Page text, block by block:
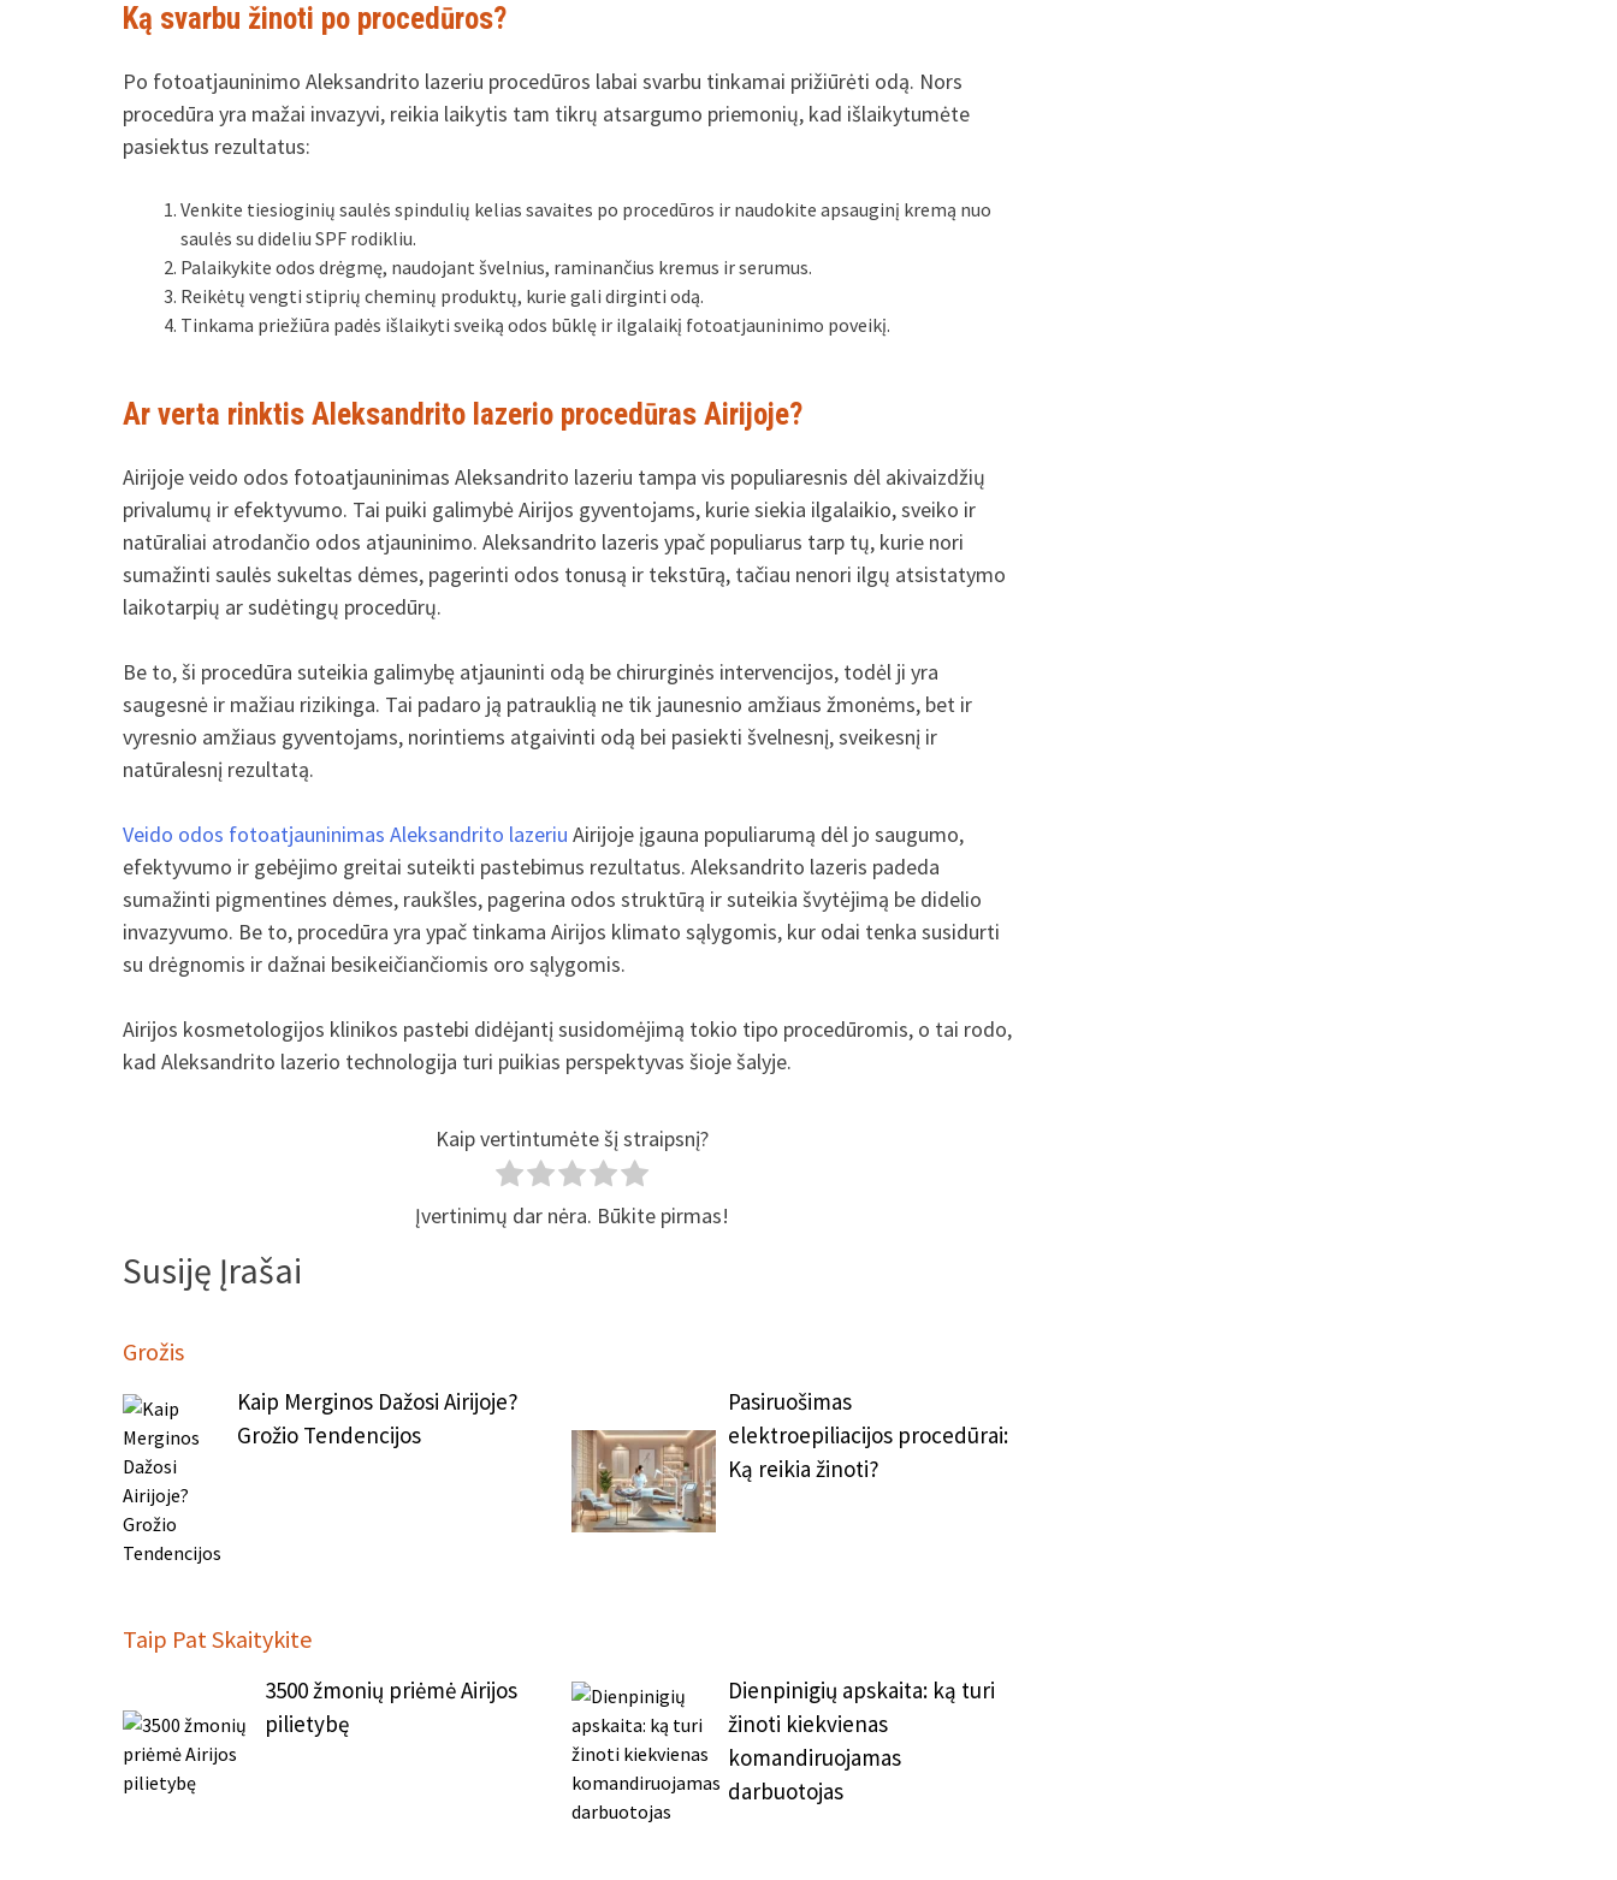
Ką svarbu žinoti po procedūros?
Po fotoatjauninimo Aleksandrito lazeriu procedūros labai svarbu tinkamai prižiūrėti odą. Nors
procedūra yra mažai invazyvi, reikia laikytis tam tikrų atsargumo priemonių, kad išlaikytumėte
pasiektus rezultatus:
Venkite tiesioginių saulės spindulių kelias savaites po procedūros ir naudokite apsauginį kremą nuo
saulės su dideliu SPF rodikliu.
Palaikykite odos drėgmę, naudojant švelnius, raminančius kremus ir serumus.
Reikėtų vengti stiprių cheminų produktų, kurie gali dirginti odą.
Tinkama priežiūra padės išlaikyti sveiką odos būklę ir ilgalaikį fotoatjauninimo poveikį.
Ar verta rinktis Aleksandrito lazerio procedūras Airijoje?
Airijoje veido odos fotoatjauninimas Aleksandrito lazeriu tampa vis populiaresnis dėl akivaizdžių
privalumų ir efektyvumo. Tai puiki galimybė Airijos gyventojams, kurie siekia ilgalaikio, sveiko ir
natūraliai atrodančio odos atjauninimo. Aleksandrito lazeris ypač populiarus tarp tų, kurie nori
sumažinti saulės sukeltas dėmes, pagerinti odos tonusą ir tekstūrą, tačiau nenori ilgų atsistatymo
laikotarpių ar sudėtingų procedūrų.
Be to, ši procedūra suteikia galimybę atjauninti odą be chirurginės intervencijos, todėl ji yra
saugesnė ir mažiau rizikinga. Tai padaro ją patrauklią ne tik jaunesnio amžiaus žmonėms, bet ir
vyresnio amžiaus gyventojams, norintiems atgaivinti odą bei pasiekti švelnesnį, sveikesnį ir
natūralesnį rezultatą.
Veido odos fotoatjauninimas Aleksandrito lazeriu Airijoje įgauna populiarumą dėl jo saugumo,
efektyvumo ir gebėjimo greitai suteikti pastebimus rezultatus. Aleksandrito lazeris padeda
sumažinti pigmentines dėmes, raukšles, pagerina odos struktūrą ir suteikia švytėjimą be didelio
invazyvumo. Be to, procedūra yra ypač tinkama Airijos klimato sąlygomis, kur odai tenka susidurti
su drėgnomis ir dažnai besikeičiančiomis oro sąlygomis.
Airijos kosmetologijos klinikos pastebi didėjantį susidomėjimą tokio tipo procedūromis, o tai rodo,
kad Aleksandrito lazerio technologija turi puikias perspektyvas šioje šalyje.
Kaip vertintumėte šį straipsnį?
Įvertinimų dar nėra. Būkite pirmas!
Susiję Įrašai
Grožis
Kaip Merginos Dažosi Airijoje?
Grožio Tendencijos
Pasiruošimas
elektroepiliacijos procedūrai:
Ką reikia žinoti?
Taip Pat Skaitykite
3500 žmonių priėmė Airijos
pilietybę
Dienpinigių apskaita: ką turi
žinoti kiekvienas
komandiruojamas
darbuotojas